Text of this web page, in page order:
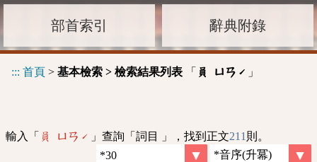
部首索引 辭典附錄
::: 首頁 > 基本檢索 > 檢索結果列表 「 員 ㄩㄢˊ 」
輸入「 員 ㄩㄢˊ 」查詢「詞目 」，找到正文211 則。